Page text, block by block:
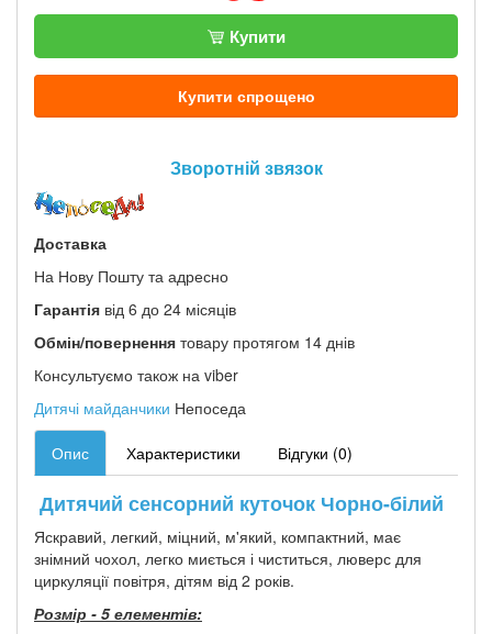
Купити
Купити спрощено
Зворотній звязок
Доставка
На Нову Пошту та адресно
Гарантія від 6 до 24 місяців
Обмін/повернення товару протягом 14 днів
Консультуємо також на viber
Дитячі майданчики Непоседа
Опис Характеристики Відгуки (0)
Дитячий сенсорний куточок Чорно-білий
Яскравий, легкий, міцний, м'який, компактний, має
знімний чохол, легко миється і чиститься, люверс для
циркуляції повітря, дітям від 2 років.
Розмір - 5 елементів: